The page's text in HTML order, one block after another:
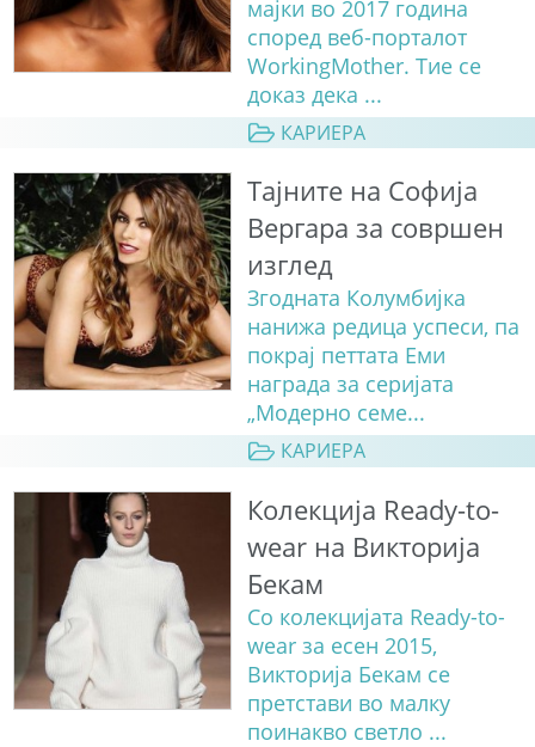
мајки во 2017 година
според веб-порталот
WorkingMother. Тие се
доказ дека ...
КАРИЕРА
Тајните на Софија
Вергара за совршен
изглед
Згодната Колумбијка
нанижа редица успеси, па
покрај петтата Еми
награда за серијата
„Модерно семе...
КАРИЕРА
Колекција Ready-to-
wear на Викторија
Бекам
Со колекцијата Ready-to-
wear за есен 2015,
Викторија Бекам се
претстави во малку
поинакво светло ...